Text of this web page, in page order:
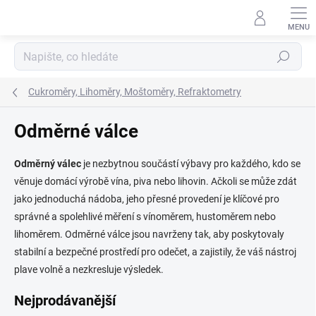
Hledat
Cukroměry, Lihoměry, Moštoměry, Refraktometry
Odměrné válce
Odměrný válec je nezbytnou součástí výbavy pro každého, kdo se
věnuje domácí výrobě vína, piva nebo lihovin. Ačkoli se může zdát
jako jednoduchá nádoba, jeho přesné provedení je klíčové pro
správné a spolehlivé měření s vínoměrem, hustoměrem nebo
lihoměrem. Odměrné válce jsou navrženy tak, aby poskytovaly
stabilní a bezpečné prostředí pro odečet, a zajistily, že váš nástroj
plave volně a nezkresluje výsledek.
Nejprodávanější